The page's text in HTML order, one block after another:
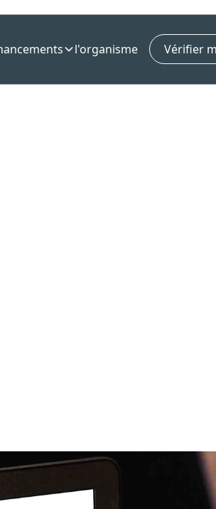
l'organisme Vérifier